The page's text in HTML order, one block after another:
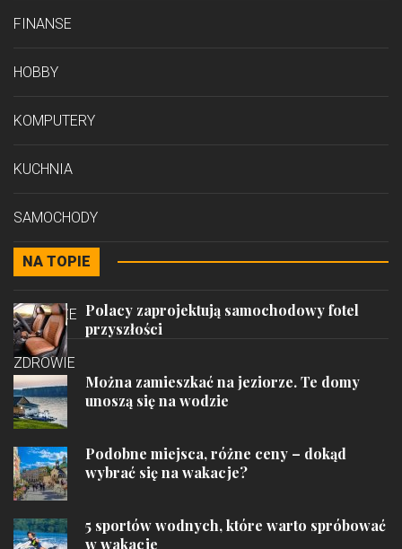
FINANSE
HOBBY
KOMPUTERY
KUCHNIA
SAMOCHODY
STYL
PODRÓŻE
ZDROWIE
NA TOPIE
Polacy zaprojektują samochodowy fotel
przyszłości
Można zamieszkać na jeziorze. Te domy
unoszą się na wodzie
Podobne miejsca, różne ceny – dokąd
wybrać się na wakacje?
5 sportów wodnych, które warto spróbować
w wakacje